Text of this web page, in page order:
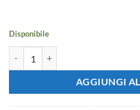
Disponibile
AGGIUNGI